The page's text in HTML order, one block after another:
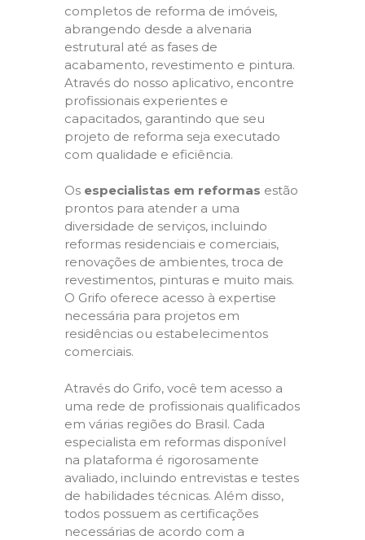
completos de reforma de imóveis,
abrangendo desde a alvenaria
estrutural até as fases de
acabamento, revestimento e pintura.
Através do nosso aplicativo, encontre
profissionais experientes e
capacitados, garantindo que seu
projeto de reforma seja executado
com qualidade e eficiência.
Os especialistas em reformas estão
prontos para atender a uma
diversidade de serviços, incluindo
reformas residenciais e comerciais,
renovações de ambientes, troca de
revestimentos, pinturas e muito mais.
O Grifo oferece acesso à expertise
necessária para projetos em
residências ou estabelecimentos
comerciais.
Através do Grifo, você tem acesso a
uma rede de profissionais qualificados
em várias regiões do Brasil. Cada
especialista em reformas disponível
na plataforma é rigorosamente
avaliado, incluindo entrevistas e testes
de habilidades técnicas. Além disso,
todos possuem as certificações
necessárias de acordo com a